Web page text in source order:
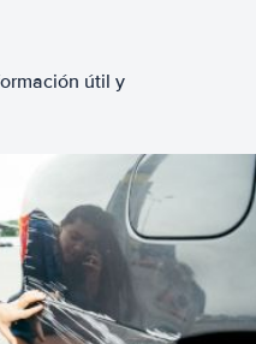
útil y